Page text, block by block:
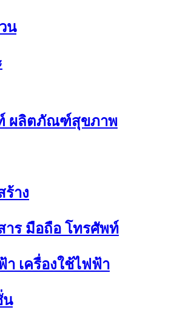
น
ผลิตภัณฑ์สุขภาพ
าง
ร มือถือ โทรศัพท์
เครื่องใช้ไฟฟ้า
น